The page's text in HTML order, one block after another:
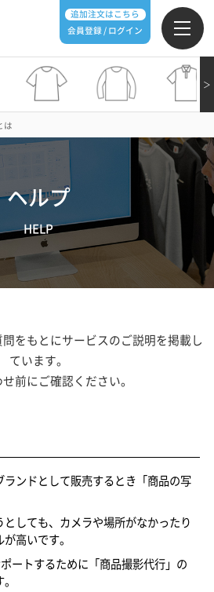
追加注文はこちら
会員登録 / ログイン
＞
は
ヘルプ
HELP
をもとにサービスのご説明を掲載し
ています。
前にご確認ください。
ランドとして販売するとき「商品の写
としても、カメラや場所がなかったり
高いです。
ートするために「商品撮影代行」の